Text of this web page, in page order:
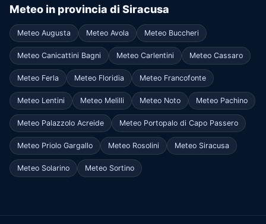
Meteo in provincia di Siracusa
Meteo Augusta Meteo Avola Meteo Buccheri
Meteo Canicattini Bagni Meteo Carlentini Meteo Cassaro
Meteo Ferla Meteo Floridia Meteo Francofonte
Meteo Lentini Meteo Melilli Meteo Noto Meteo Pachino
Meteo Palazzolo Acreide Meteo Portopalo di Capo Passero
Meteo Priolo Gargallo Meteo Rosolini Meteo Siracusa
Meteo Solarino Meteo Sortino